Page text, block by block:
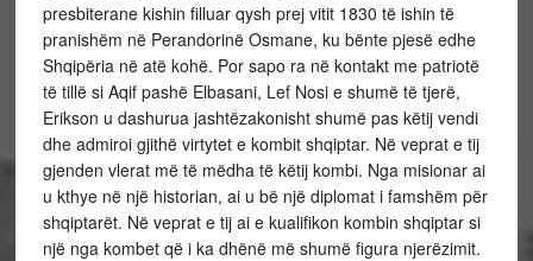
presbiterane kishin filluar qysh prej vitit 1830 të ishin të
pranishëm në Perandorinë Osmane, ku bënte pjesë edhe
Shqipëria në atë kohë. Por sapo ra në kontakt me patriotë
të tillë si Aqif pashë Elbasani, Lef Nosi e shumë të tjerë,
Erikson u dashurua jashtëzakonisht shumë pas këtij vendi
dhe admiroi gjithë virtytet e kombit shqiptar. Në veprat e tij
gjenden vlerat më të mëdha të këtij kombi. Nga misionar ai
u kthye në një historian, ai u bë një diplomat i famshëm për
shqiptarët. Në veprat e tij ai e kualifikon kombin shqiptar si
një nga kombet që i ka dhënë më shumë figura njerëzimit.